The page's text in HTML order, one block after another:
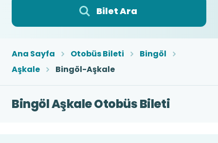
Bilet Ara
Ana Sayfa Otobüs Bileti
Bingöl
Aşkale
Bingöl-Aşkale
Bingöl Aşkale Otobüs Bileti